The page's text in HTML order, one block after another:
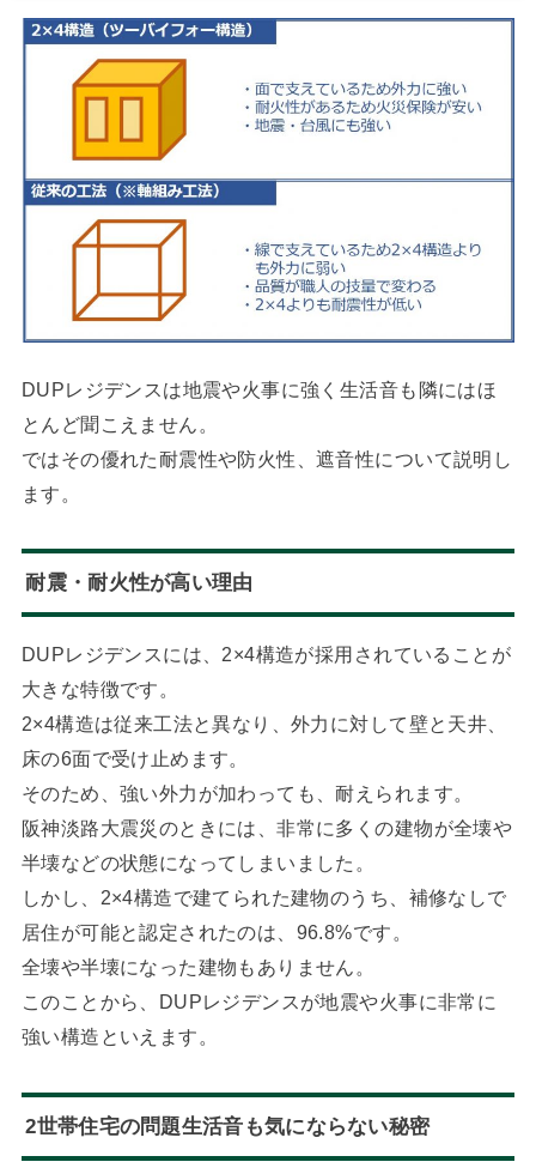
DUPレジデンスは地震や火事に強く生活音も隣にはほ
とんど聞こえません。
ではその優れた耐震性や防火性、遮音性について説明し
ます。
耐震・耐火性が高い理由
DUPレジデンスには、2×4構造が採用されていることが
大きな特徴です。
2×4構造は従来工法と異なり、外力に対して壁と天井、
床の6面で受け止めます。
そのため、強い外力が加わっても、耐えられます。
阪神淡路大震災のときには、非常に多くの建物が全壊や
半壊などの状態になってしまいました。
しかし、2×4構造で建てられた建物のうち、補修なしで
居住が可能と認定されたのは、96.8%です。
全壊や半壊になった建物もありません。
このことから、DUPレジデンスが地震や火事に非常に
強い構造といえます。
2世帯住宅の問題生活音も気にならない秘密